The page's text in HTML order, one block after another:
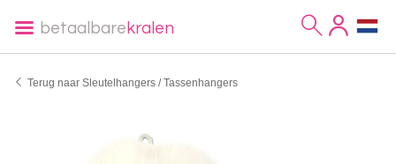
betaalbare kralen
Terug naar Sleutelhangers / Tassenhangers